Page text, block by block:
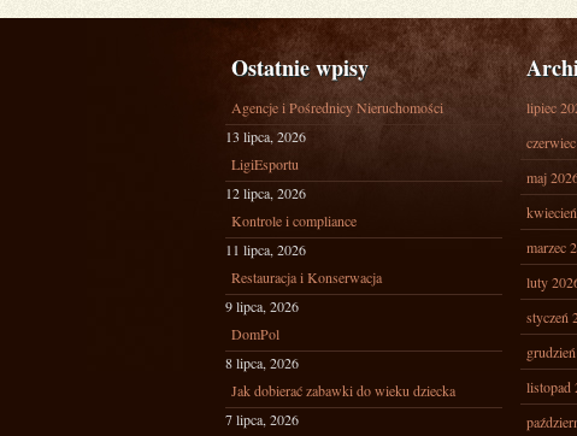
Ostatnie wpisy
Agencje i Pośrednicy Nieruchomości
13 lipca, 2026
LigiEsportu
12 lipca, 2026
Kontrole i compliance
11 lipca, 2026
Restauracja i Konserwacja
9 lipca, 2026
DomPol
8 lipca, 2026
Jak dobierać zabawki do wieku dziecka
7 lipca, 2026
lipiec
maj
marzec
luty
styczeń
listopad